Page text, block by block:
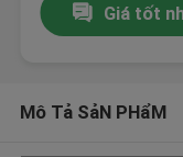
Giá tốt
Mô Tả SảN PHẩM